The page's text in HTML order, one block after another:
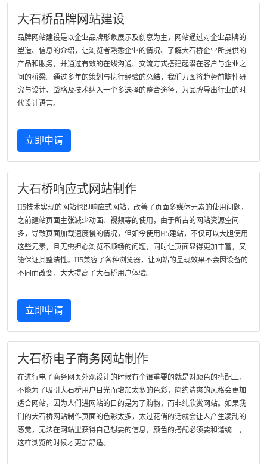
大石桥品牌网站建设
品牌网站建设是以企业品牌形象展示及创意为主，网站通过对企业品牌的
塑造、信息的介绍，让浏览者熟悉企业的情况、了解大石桥企业所提供的
产品和服务，并通过有效的在线沟通、交流方式搭建起潜在客户与企业之
间的桥梁。通过多年的策划与执行经验的总结，我们力图将趋势前瞻性研
究与设计、战略及技术纳入一个多选择的整合途径，为品牌导出行业的时
代设计语言。
立即申请
大石桥响应式网站制作
H5技术实现的网站也即响应式网站，改善了页面多媒体元素的使用问题，
之前建站页面主张减少动画、视频等的使用，由于所占的网站资源空间
多，导致页面加载速度慢的情况，但如今使用H5建站，不仅可以大胆使用
这些元素，且无需担心浏览不顺畅的问题，同时让页面显得更加丰富，又
能保证其整洁性。H5兼容了各种浏览器，让网站的呈现效果不会因设备的
不同而改变，大大提高了大石桥用户体验。
立即申请
大石桥电子商务网站制作
在进行电子商务网页外观设计的时候有个很重要的就是对颜色的搭配上，
不能为了吸引大石桥用户目光而增加太多的色彩，简约清爽的风格会更加
适合网站，因为人们进网站的目的是为了购物，而非纯欣赏网站。如果我
们的大石桥网站制作页面的色彩太多，太过花俏的话就会让人产生凌乱的
感觉，无法在网站里获得自己想要的信息，颜色的搭配必须要和谐统一，
这样浏览的时候才更加舒适。